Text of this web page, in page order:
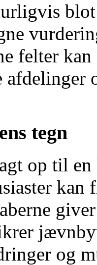
felter
tegn
op til en
og